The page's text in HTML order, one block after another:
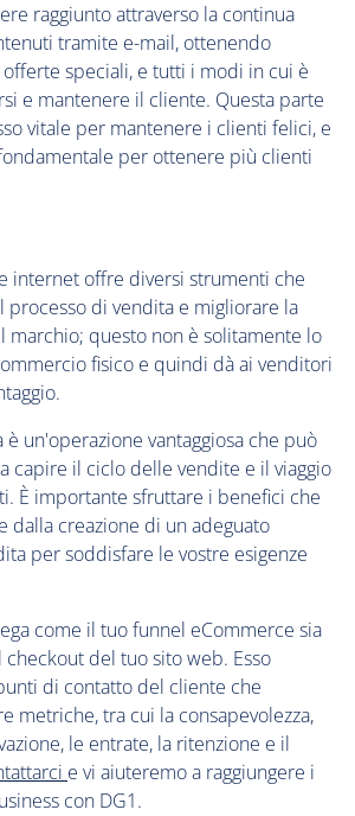
raggiunto attraverso la continua
tramite e-mail, ottenendo
speciali, e tutti i modi in cui è
e mantenere il cliente. Questa parte
vitale per mantenere i clienti felici, e
per ottenere più clienti
internet offre diversi strumenti che
processo di vendita e migliorare la
marchio; questo non è solitamente lo
fisico e quindi dà ai venditori
un'operazione vantaggiosa che può
capire il ciclo delle vendite e il viaggio
È importante sfruttare i benefici che
dalla creazione di un adeguato
per soddisfare le vostre esigenze
come il tuo funnel eCommerce sia
del tuo sito web. Esso
di contatto del cliente che
metriche, tra cui la consapevolezza,
le entrate, la ritenzione e il
e vi aiuteremo a raggiungere i
con DG1.